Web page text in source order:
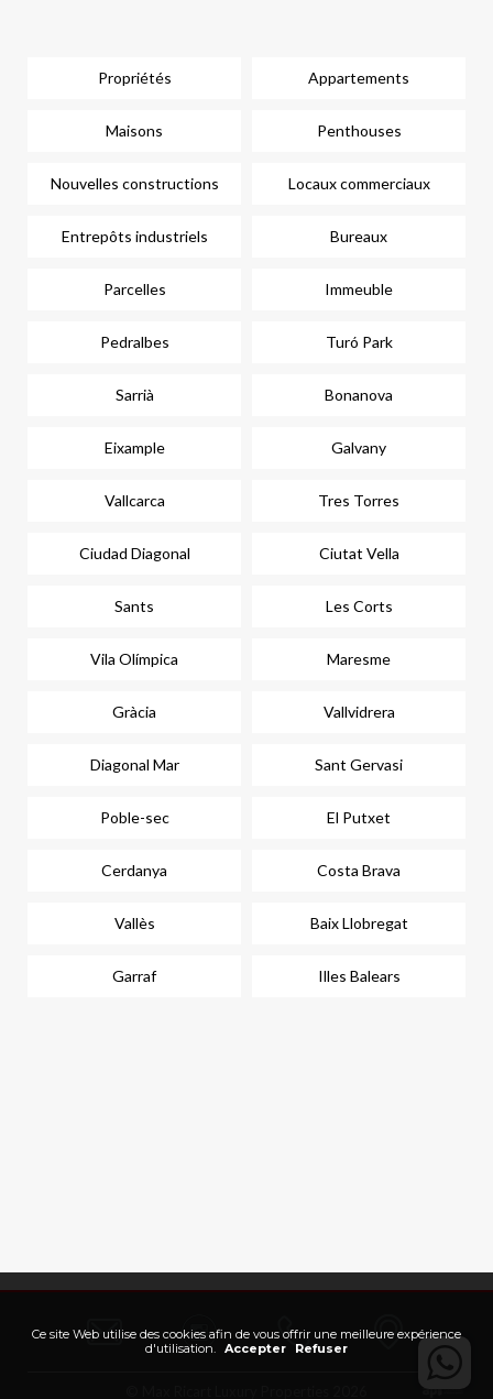
Propriétés Appartements
Maisons Penthouses
Nouvelles constructions Locaux commerciaux
Entrepôts industriels Bureaux
Parcelles Immeuble
Pedralbes Turó Park
Sarrià Bonanova
Eixample Galvany
Vallcarca Tres Torres
Ciudad Diagonal Ciutat Vella
Sants Les Corts
Vila Olímpica Maresme
Gràcia Vallvidrera
Diagonal Mar Sant Gervasi
Poble-sec El Putxet
Cerdanya Costa Brava
Vallès Baix Llobregat
Garraf Illes Balears
Ce site Web utilise des cookies afin de vous offrir une meilleure expérience
d'utilisation. Accepter Refuser